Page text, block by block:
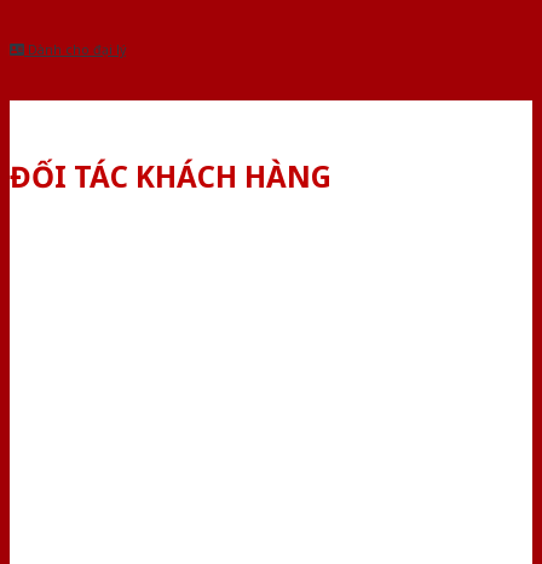
Dành cho đại lý
ĐỐI TÁC KHÁCH HÀNG